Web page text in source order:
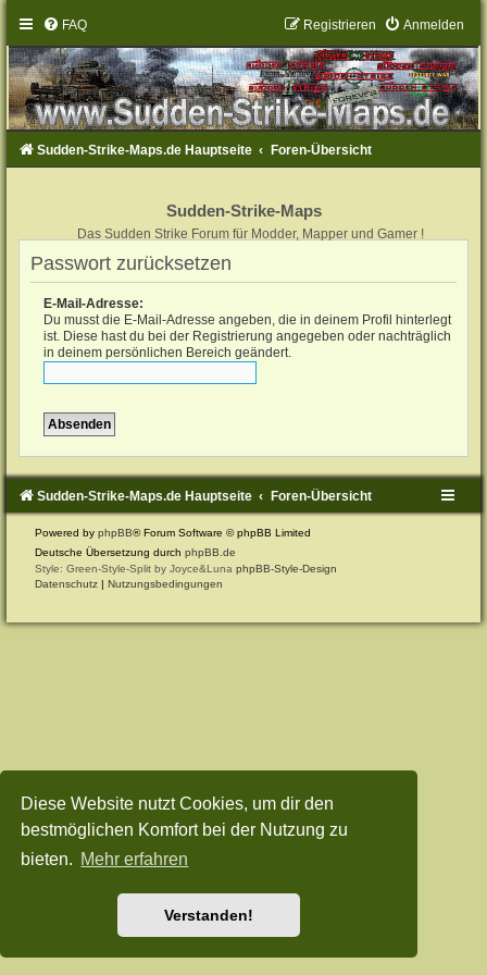
Diese Website nutzt Cookies, um dir den
bestmöglichen Komfort bei der Nutzung zu
bieten. Mehr erfahren
Verstanden!
FAQ Anmelden
Registrieren
Sudden-Strike-Maps.de Hauptseite Foren-Übersicht
Sudden-Strike-Maps
Das Sudden Strike Forum für Modder, Mapper und Gamer !
Passwort zurücksetzen
E-Mail-Adresse:
Du musst die E-Mail-Adresse angeben, die in deinem Profil hinterlegt
ist. Diese hast du bei der Registrierung angegeben oder nachträglich
in deinem persönlichen Bereich geändert.
Sudden-Strike-Maps.de Hauptseite Foren-Übersicht
Powered byphpBB® Forum Software © phpBB Limited
Deutsche Übersetzung durchphpBB.de
Style: Green-Style-Split by Joyce&LunaphpBB-Style-Design
Datenschutz |Nutzungsbedingungen